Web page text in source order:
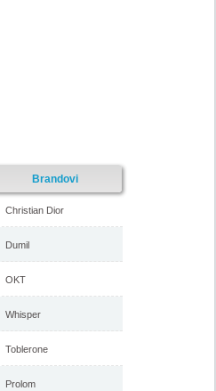
Brandovi
Christian Dior
Dumil
OKT
Whisper
Toblerone
Prolom